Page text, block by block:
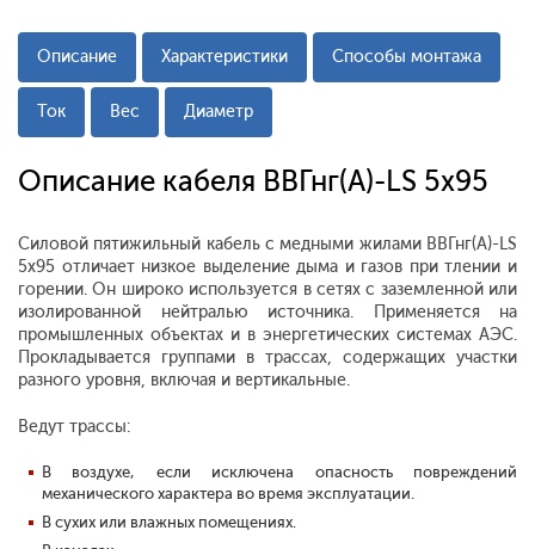
Описание Характеристики Способы монтажа
Ток Вес Диаметр
Описание кабеля ВВГнг(А)-LS 5x95
Силовой пятижильный кабель с медными жилами ВВГнг(А)-LS
5x95 отличает низкое выделение дыма и газов при тлении и
горении. Он широко используется в сетях с заземленной или
изолированной нейтралью источника. Применяется на
промышленных объектах и в энергетических системах АЭС.
Прокладывается группами в трассах, содержащих участки
разного уровня, включая и вертикальные.
Ведут трассы:
В воздухе, если исключена опасность повреждений
механического характера во время эксплуатации.
В сухих или влажных помещениях.